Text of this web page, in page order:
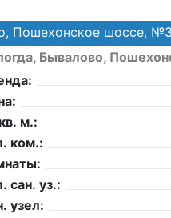
Пошехонское шоссе,
Бывалово,
м.:
ком.:
сан. уз.:
узел: